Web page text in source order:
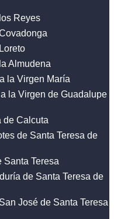
Reyes
Almudena
la Virgen María
la Virgen de Guadalupe
de Calcuta
de Santa Teresa de
Santa Teresa
de Santa Teresa de
José de Santa Teresa